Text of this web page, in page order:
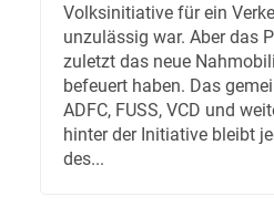
Volksinitiative für ein
unzulässig war. Aber das
zuletzt das neue
befeuert haben. Das
ADFC, FUSS, VCD und
hinter der Initiative bleibt
des...